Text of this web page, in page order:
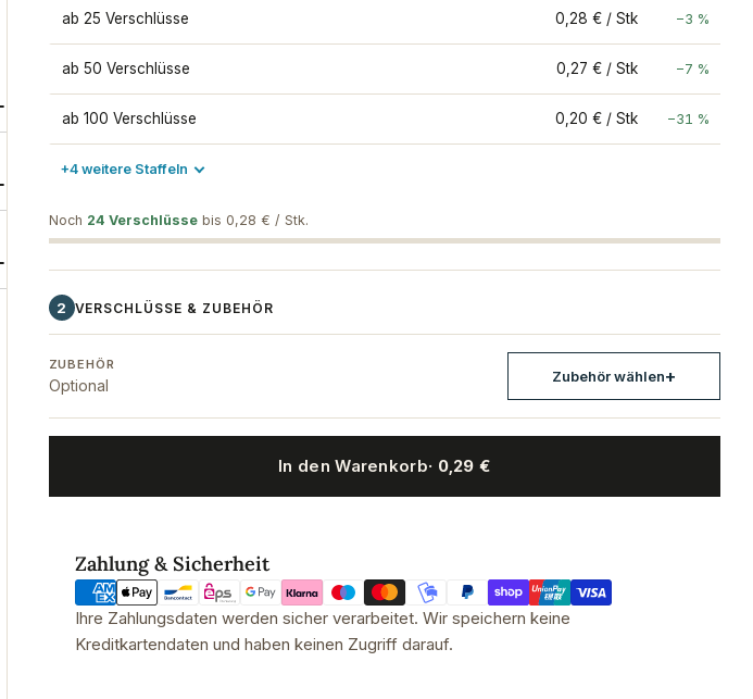
ab 25 Verschlüsse 0,28 € / Stk −3 %
ab 50 Verschlüsse 0,27 € / Stk −7 %
ab 100 Verschlüsse 0,20 € / Stk −31 %
+4 weitere Staffeln
Noch 24 Verschlüssebis 0,28 € / Stk.
2 VERSCHLÜSSE & ZUBEHÖR
ZUBEHÖR
Optional Zubehör wählen
In den Warenkorb· 0,29 €
Zahlung & Sicherheit
Zahlungsmethoden
Ihre Zahlungsdaten werden sicher verarbeitet. Wir speichern keine
Kreditkartendaten und haben keinen Zugriff darauf.